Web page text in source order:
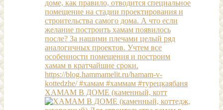
ХАМАМ В ДОМЕ (каменный, котт